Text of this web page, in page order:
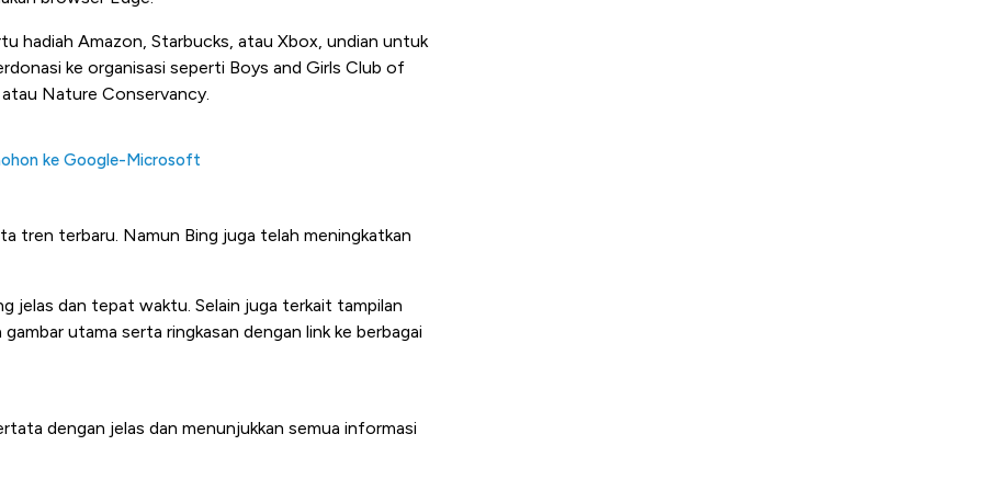
hadiah Amazon, Starbucks, atau Xbox, undian untuk
ke organisasi seperti Boys and Girls Club of
Nature Conservancy.
ke Google-Microsoft
tren terbaru. Namun Bing juga telah meningkatkan
jelas dan tepat waktu. Selain juga terkait tampilan
utama serta ringkasan dengan link ke berbagai
dengan jelas dan menunjukkan semua informasi